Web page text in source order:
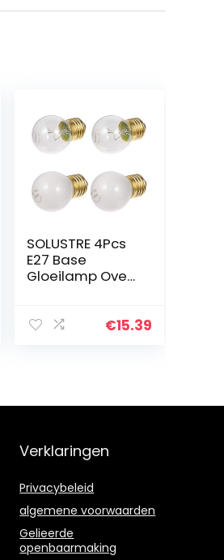
SOLUSTRE 4Pcs
E27 Base
Gloeilamp Oven
Hittebestendige
€15.39
Verklaringen
Privacybeleid
algemene voorwaarden
Gelieerde
openbaarmaking